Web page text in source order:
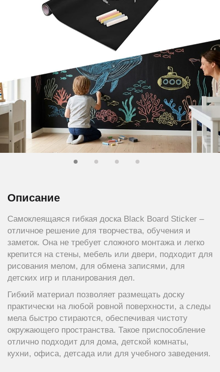
Описание
Самоклеящаяся гибкая доска Black Board Sticker –
отличное решение для творчества, обучения и
заметок. Она не требует сложного монтажа и легко
крепится на стены, мебель или двери, подходит для
рисования мелом, для обмена записями, для
детских игр и планирования дел.
Гибкий материал позволяет размещать доску
практически на любой ровной поверхности, а следы
мела быстро стираются, обеспечивая чистоту
окружающего пространства. Такое приспособление
отлично подходит для дома, детской комнаты,
кухни, офиса, детсада или для учебного заведения.